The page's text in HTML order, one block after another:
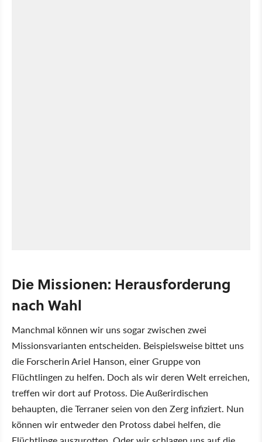
Die Missionen: Herausforderung
nach Wahl
Manchmal können wir uns sogar zwischen zwei
Missionsvarianten entscheiden. Beispielsweise bittet uns
die Forscherin Ariel Hanson, einer Gruppe von
Flüchtlingen zu helfen. Doch als wir deren Welt erreichen,
treffen wir dort auf Protoss. Die Außerirdischen
behaupten, die Terraner seien von den Zerg infiziert. Nun
können wir entweder den Protoss dabei helfen, die